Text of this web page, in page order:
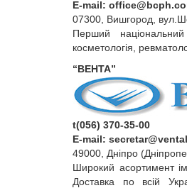
E‑mail:
07300, Вишгород,
Перший національний
косметологія,
“ВЕНТА”
t(056) 370-35-00
E‑mail:
49000, Дніпро
Широкий асортимент
Доставка по всій